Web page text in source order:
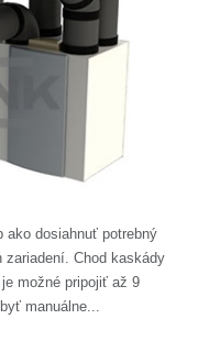
ako dosiahnuť potrebný
Chod kaskády
možné pripojiť až 9
manuálne...